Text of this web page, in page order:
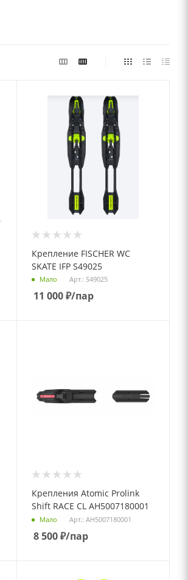
Крепление FISCHER WC
SKATE IFP S49025
Мало Арт.: S49025
11 000₽/пар
Крепления Atomic Prolink
Shift RACE CL AH5007180001
Мало Арт.: AH5007180001
8 500₽/пар